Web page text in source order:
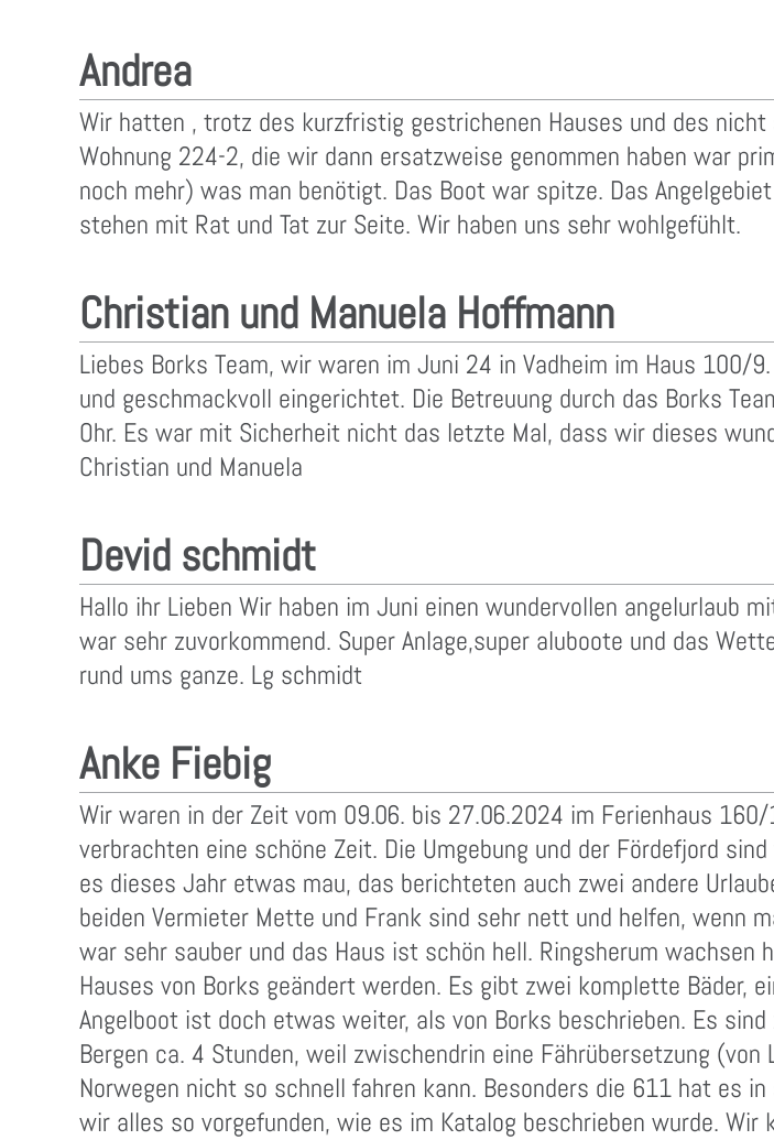
Andrea
Wir hatten , trotz des kurzfristig gestrichenen Hauses und des
Wohnung 224-2, die wir dann ersatzweise genommen haben war
noch mehr) was man benötigt. Das Boot war spitze. Das
stehen mit Rat und Tat zur Seite. Wir haben uns sehr wohlgefühlt.
Christian und Manuela Hoffmann
Liebes Borks Team, wir waren im Juni 24 in Vadheim im Haus 100/
und geschmackvoll eingerichtet. Die Betreuung durch das Borks
Ohr. Es war mit Sicherheit nicht das letzte Mal, dass wir dieses
Christian und Manuela
Devid schmidt
Hallo ihr Lieben Wir haben im Juni einen wundervollen angelurlaub
war sehr zuvorkommend. Super Anlage,super aluboote und das
rund ums ganze. Lg schmidt
Anke Fiebig
Wir waren in der Zeit vom 09.06. bis 27.06.2024 im Ferienhaus
verbrachten eine schöne Zeit. Die Umgebung und der Fördefjord
es dieses Jahr etwas mau, das berichteten auch zwei andere
beiden Vermieter Mette und Frank sind sehr nett und helfen, wenn
war sehr sauber und das Haus ist schön hell. Ringsherum wachsen
Hauses von Borks geändert werden. Es gibt zwei komplette Bäder,
Angelboot ist doch etwas weiter, als von Borks beschrieben. Es
Bergen ca. 4 Stunden, weil zwischendrin eine Fährübersetzung
Norwegen nicht so schnell fahren kann. Besonders die 611 hat es
wir alles so vorgefunden, wie es im Katalog beschrieben wurde. Wir